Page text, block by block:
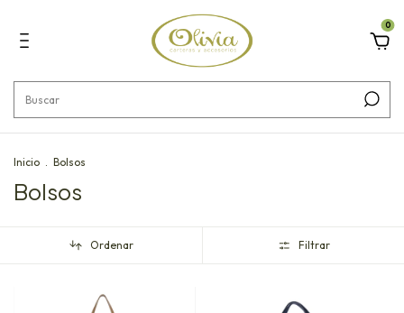
0
Inicio . Bolsos
Bolsos
Ordenar Filtrar